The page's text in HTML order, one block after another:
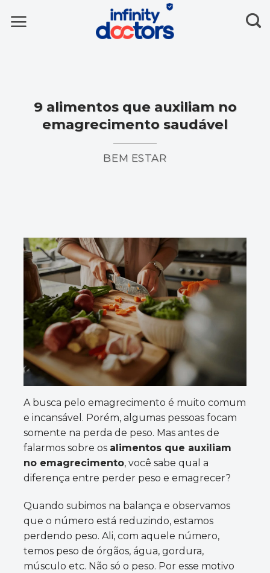
9 alimentos que auxiliam no
emagrecimento saudável
BEM ESTAR
A busca pelo emagrecimento é muito comum
e incansável. Porém, algumas pessoas focam
somente na perda de peso. Mas antes de
falarmos sobre os alimentos que auxiliam
no emagrecimento, você sabe qual a
diferença entre perder peso e emagrecer?
Quando subimos na balança e observamos
que o número está reduzindo, estamos
perdendo peso. Ali, com aquele número,
temos peso de órgãos, água, gordura,
músculo etc. Não só o peso. Por esse motivo